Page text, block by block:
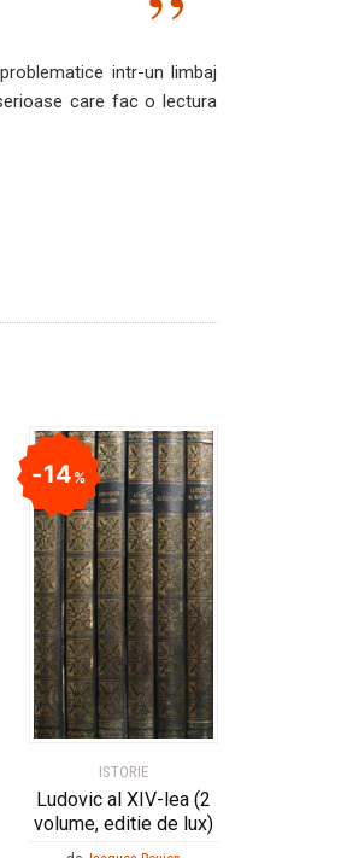
intr-un limbaj
care fac o lectura
ISTORIE
Ludovic al XIV-lea (2
volume, editie de lux)
14%